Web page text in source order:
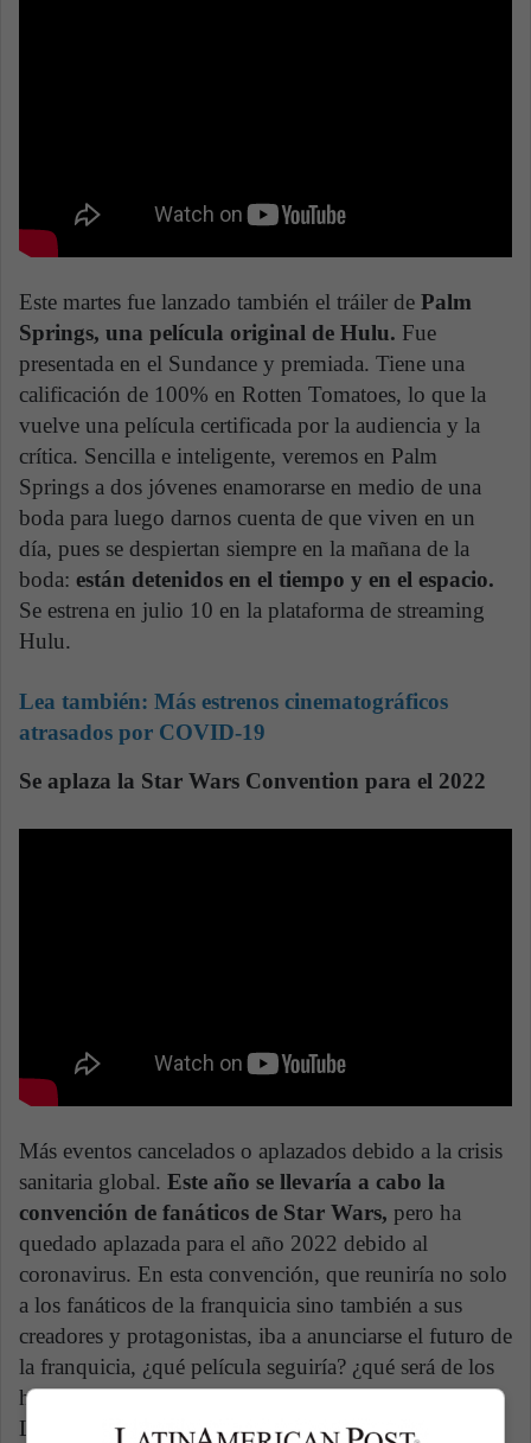
Este martes fue lanzado también el tráiler de Palm
Springs, una película original de Hulu. Fue
presentada en el Sundance y premiada. Tiene una
calificación de 100% en Rotten Tomatoes, lo que la
vuelve una película certificada por la audiencia y la
crítica. Sencilla e inteligente, veremos en Palm
Springs a dos jóvenes enamorarse en medio de una
boda para luego darnos cuenta de que viven en un
día, pues se despiertan siempre en la mañana de la
boda: están detenidos en el tiempo y en el espacio.
Se estrena en julio 10 en la plataforma de streaming
Hulu.
Lea también: Más estrenos cinematográficos
atrasados por COVID-19
Se aplaza la Star Wars Convention para el 2022
Más eventos cancelados o aplazados debido a la crisis
sanitaria global. Este año se llevaría a cabo la
convención de fanáticos de Star Wars, pero ha
quedado aplazada para el año 2022 debido al
coronavirus. En esta convención, que reuniría no solo
a los fanáticos de la franquicia sino también a sus
creadores y protagonistas, iba a anunciarse el futuro de
la franquicia, ¿qué película seguiría? ¿qué será de los
hilos narrativos abiertos que aún tiene la saga?
Lamentablemente, los fanáticos tendrán que esperar